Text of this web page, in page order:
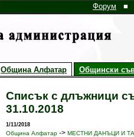
Форум ■
Община Алфатар Общински
Списък с длъжници
31.10.2018
1/11/2018
Община Алфатар -> МЕСТНИ ДАНЪЦИ И